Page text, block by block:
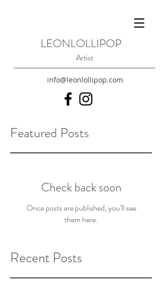
LEONLOLLIPOP
Artist
info@leonlollipop.com
Featured Posts
Check back soon
Once posts are published, you’ll see
them here.
Recent Posts